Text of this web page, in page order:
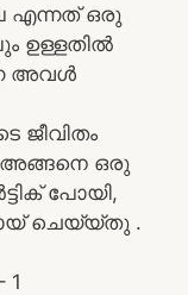
എന്നത് ഒരു
ഉള്ളതിൽ
അവൾ
ജീവിതം
അങ്ങനെ ഒരു
പോയി,
ചെയ്യ്തു .
1